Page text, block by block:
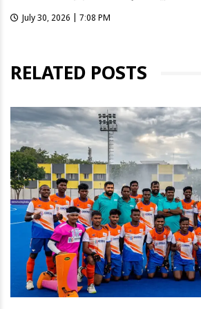
July 30, 2026 | 7:08 PM
RELATED POSTS